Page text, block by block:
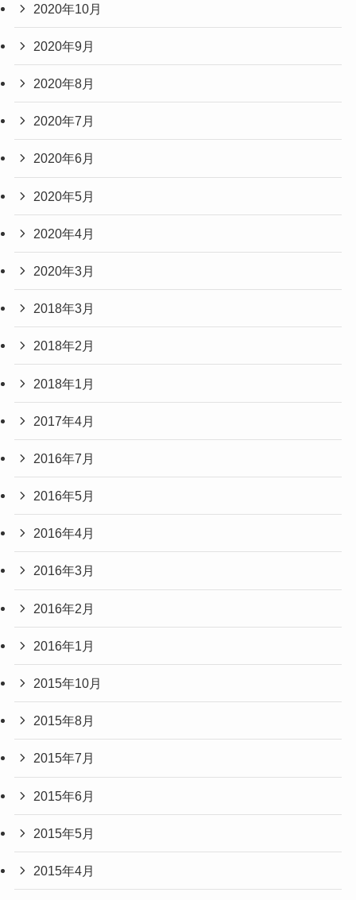
2020年10月
2020年9月
2020年8月
2020年7月
2020年6月
2020年5月
2020年4月
2020年3月
2018年3月
2018年2月
2018年1月
2017年4月
2016年7月
2016年5月
2016年4月
2016年3月
2016年2月
2016年1月
2015年10月
2015年8月
2015年7月
2015年6月
2015年5月
2015年4月